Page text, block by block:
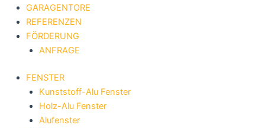
GARAGENTORE
REFERENZEN
FÖRDERUNG
ANFRAGE
FENSTER
Kunststoff-Alu Fenster
Holz-Alu Fenster
Alufenster